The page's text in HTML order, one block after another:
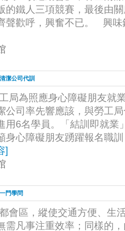
的鐵人三項競賽，最後由
聲歡呼，興奮不已。 興味
潔公司代訓
局為照應身心障礙朋友就
公司率先響應該，與勞工
用6名學員。「結訓即就業
身心障礙朋友踴躍報名職
]
門學問
會區，縱使交通方便、生
需凡事注重效率；同樣的